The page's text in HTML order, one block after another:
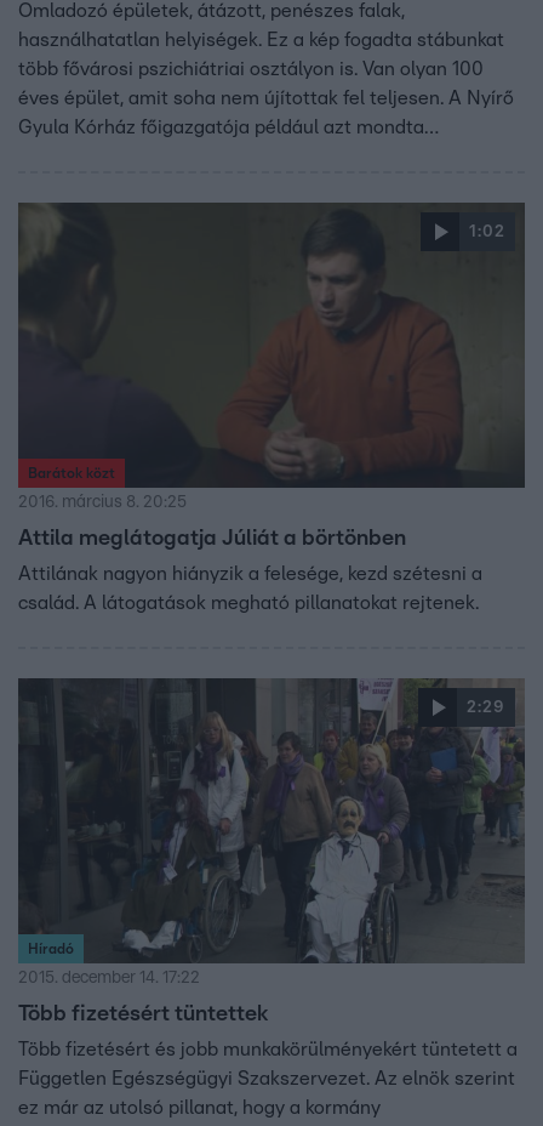
Omladozó épületek, átázott, penészes falak,
használhatatlan helyiségek. Ez a kép fogadta stábunkat
több fővárosi pszichiátriai osztályon is. Van olyan 100
éves épület, amit soha nem újítottak fel teljesen. A Nyírő
Gyula Kórház főigazgatója például azt mondta
1:02
Barátok közt
2016. március 8. 20:25
Attila meglátogatja Júliát a börtönben
Attilának nagyon hiányzik a felesége, kezd szétesni a
család. A látogatások megható pillanatokat rejtenek.
2:29
Híradó
2015. december 14. 17:22
Több fizetésért tüntettek
Több fizetésért és jobb munkakörülményekért tüntetett a
Független Egészségügyi Szakszervezet. Az elnök szerint
ez már az utolsó pillanat, hogy a kormány